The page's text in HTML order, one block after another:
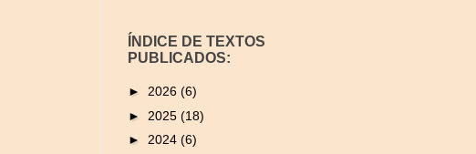
ÍNDICE DE TEXTOS
PUBLICADOS:
► 2026 (6)
► 2025 (18)
► 2024 (6)